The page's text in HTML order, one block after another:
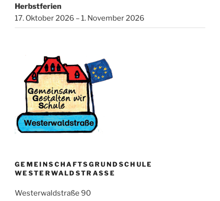
Herbstferien
17. Oktober 2026 – 1. November 2026
GEMEINSCHAFTSGRUNDSCHULE
WESTERWALDSTRASSE
Westerwaldstraße 90